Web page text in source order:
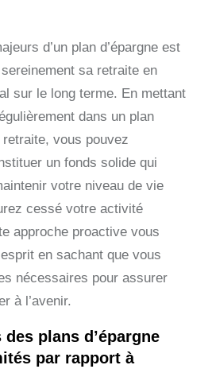
d’un plan d’épargne est
sa retraite en
sur le long terme. En mettant
dans un plan
retraite, vous pouvez
un fonds solide qui
votre niveau de vie
cessé votre activité
approche proactive vous
en sachant que vous
nécessaires pour assurer
à l’avenir.
plans d’épargne
par rapport à